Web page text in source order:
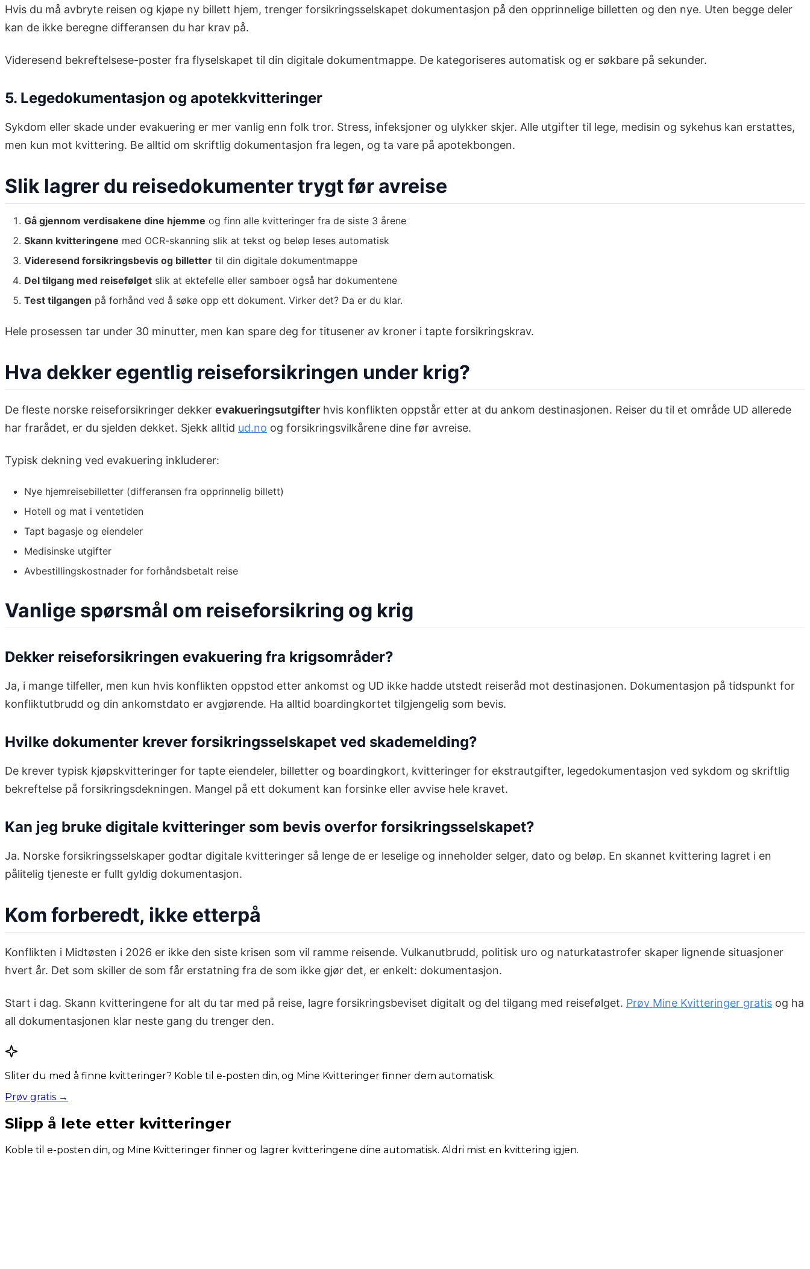
Hvis du må avbryte reisen og kjøpe ny billett hjem, trenger forsikringsselskapet dokumentasjon på den opprinnelige billetten og den nye. Uten begge deler
kan de ikke beregne differansen du har krav på.
Videresend bekreftelsese-poster fra flyselskapet til din digitale dokumentmappe. De kategoriseres automatisk og er søkbare på sekunder.
5. Legedokumentasjon og apotekkvitteringer
Sykdom eller skade under evakuering er mer vanlig enn folk tror. Stress, infeksjoner og ulykker skjer. Alle utgifter til lege, medisin og sykehus kan erstattes,
men kun mot kvittering. Be alltid om skriftlig dokumentasjon fra legen, og ta vare på apotekbongen.
Slik lagrer du reisedokumenter trygt før avreise
Gå gjennom verdisakene dine hjemme og finn alle kvitteringer fra de siste 3 årene
Skann kvitteringene med OCR-skanning slik at tekst og beløp leses automatisk
Videresend forsikringsbevis og billetter til din digitale dokumentmappe
Del tilgang med reisefølget slik at ektefelle eller samboer også har dokumentene
Test tilgangen på forhånd ved å søke opp ett dokument. Virker det? Da er du klar.
Hele prosessen tar under 30 minutter, men kan spare deg for titusener av kroner i tapte forsikringskrav.
Hva dekker egentlig reiseforsikringen under krig?
De fleste norske reiseforsikringer dekker evakueringsutgifter hvis konflikten oppstår etter at du ankom destinasjonen. Reiser du til et område UD allerede
har frarådet, er du sjelden dekket. Sjekk alltid ud.no og forsikringsvilkårene dine før avreise.
Typisk dekning ved evakuering inkluderer:
Nye hjemreisebilletter (differansen fra opprinnelig billett)
Hotell og mat i ventetiden
Tapt bagasje og eiendeler
Medisinske utgifter
Avbestillingskostnader for forhåndsbetalt reise
Vanlige spørsmål om reiseforsikring og krig
Dekker reiseforsikringen evakuering fra krigsområder?
Ja, i mange tilfeller, men kun hvis konflikten oppstod etter ankomst og UD ikke hadde utstedt reiseråd mot destinasjonen. Dokumentasjon på tidspunkt for
konfliktutbrudd og din ankomstdato er avgjørende. Ha alltid boardingkortet tilgjengelig som bevis.
Hvilke dokumenter krever forsikringsselskapet ved skademelding?
De krever typisk kjøpskvitteringer for tapte eiendeler, billetter og boardingkort, kvitteringer for ekstrautgifter, legedokumentasjon ved sykdom og skriftlig
bekreftelse på forsikringsdekningen. Mangel på ett dokument kan forsinke eller avvise hele kravet.
Kan jeg bruke digitale kvitteringer som bevis overfor forsikringsselskapet?
Ja. Norske forsikringsselskaper godtar digitale kvitteringer så lenge de er leselige og inneholder selger, dato og beløp. En skannet kvittering lagret i en
pålitelig tjeneste er fullt gyldig dokumentasjon.
Kom forberedt, ikke etterpå
Konflikten i Midtøsten i 2026 er ikke den siste krisen som vil ramme reisende. Vulkanutbrudd, politisk uro og naturkatastrofer skaper lignende situasjoner
hvert år. Det som skiller de som får erstatning fra de som ikke gjør det, er enkelt: dokumentasjon.
Start i dag. Skann kvitteringene for alt du tar med på reise, lagre forsikringsbeviset digitalt og del tilgang med reisefølget. Prøv Mine Kvitteringer gratis og ha
all dokumentasjonen klar neste gang du trenger den.
Sliter du med å finne kvitteringer? Koble til e-posten din, og Mine Kvitteringer finner dem automatisk.
Prøv gratis →
Slipp å lete etter kvitteringer
Koble til e-posten din, og Mine Kvitteringer finner og lagrer kvitteringene dine automatisk. Aldri mist en kvittering igjen.